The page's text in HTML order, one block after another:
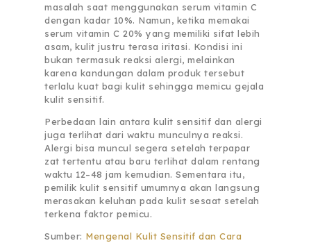
masalah saat menggunakan serum vitamin C
dengan kadar 10%. Namun, ketika memakai
serum vitamin C 20% yang memiliki sifat lebih
asam, kulit justru terasa iritasi. Kondisi ini
bukan termasuk reaksi alergi, melainkan
karena kandungan dalam produk tersebut
terlalu kuat bagi kulit sehingga memicu gejala
kulit sensitif.
Perbedaan lain antara kulit sensitif dan alergi
juga terlihat dari waktu munculnya reaksi.
Alergi bisa muncul segera setelah terpapar
zat tertentu atau baru terlihat dalam rentang
waktu 12–48 jam kemudian. Sementara itu,
pemilik kulit sensitif umumnya akan langsung
merasakan keluhan pada kulit sesaat setelah
terkena faktor pemicu.
Sumber: Mengenal Kulit Sensitif dan Cara